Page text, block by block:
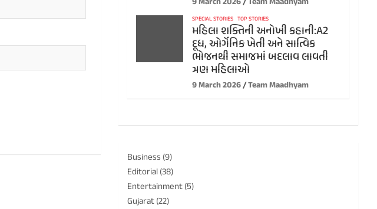
SPECIAL STORIES TOP STORIES
મહિલા શક્તિની અનોખી કહાની:A2
દૂધ, ઓર્ગેનિક ખેતી અને સાત્વિક
ભોજનથી સમાજમાં બદલાવ લાવતી
ત્રણ મહિલાઓ
9 March 2026 Team Maadhyam
Business (9)
Editorial(38)
Entertainment(5)
Gujarat(22)